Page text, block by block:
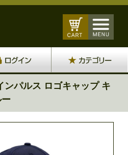
ンパルス ロゴキャップ キ